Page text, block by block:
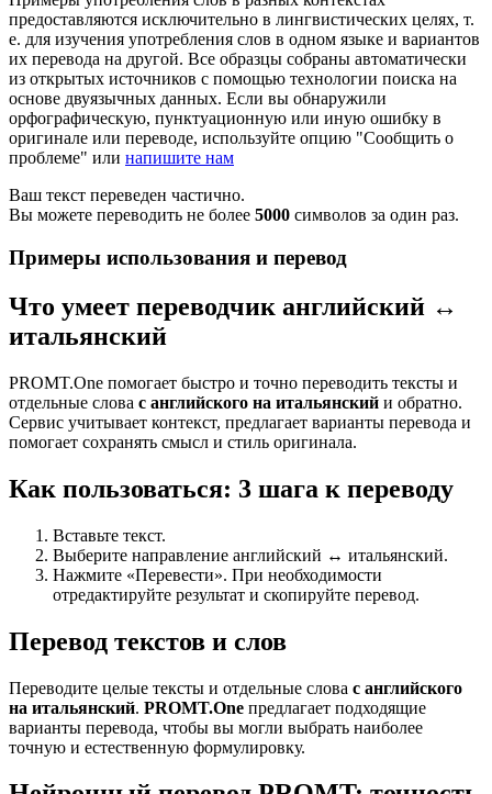
предоставляются исключительно в лингвистических целях, т.
е. для изучения употребления слов в одном языке и вариантов
их перевода на другой. Все образцы собраны автоматически
из открытых источников с помощью технологии поиска на
основе двуязычных данных. Если вы обнаружили
орфографическую, пунктуационную или иную ошибку в
оригинале или переводе, используйте опцию "Сообщить о
проблеме" или напишите нам
Ваш текст переведен частично.
Вы можете переводить не более 5000 символов за один раз.
Примеры использования и перевод
Что умеет переводчик английский ↔
итальянский
PROMT.One помогает быстро и точно переводить тексты и
отдельные слова с английского на итальянский и обратно.
Сервис учитывает контекст, предлагает варианты перевода и
помогает сохранять смысл и стиль оригинала.
Как пользоваться: 3 шага к переводу
Вставьте текст.
Выберите направление английский ↔ итальянский.
Нажмите «Перевести». При необходимости
отредактируйте результат и скопируйте перевод.
Перевод текстов и слов
Переводите целые тексты и отдельные слова с английского
на итальянский. PROMT.One предлагает подходящие
варианты перевода, чтобы вы могли выбрать наиболее
точную и естественную формулировку.